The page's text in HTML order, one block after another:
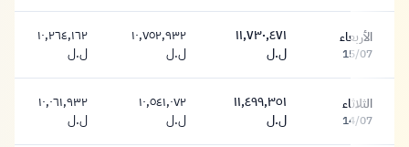
الأربعاء
15/07 ١١,٧٣٠,٤٧١ ليرة
١١,٧٣٠,٤٧١
ل.ل
١٠,٧٥٢,٩٣٢ ليرة
١٠,٧٥٢,٩٣٢
ل.ل
١٠,٢٦٤,١٦٢ ليرة
١٠,٢٦٤,١٦٢
ل.ل
الثلاثاء
14/07 ١١,٤٩٩,٣٥١ ليرة
١١,٤٩٩,٣٥١
ل.ل
١٠,٥٤١,٠٧٢ ليرة
١٠,٥٤١,٠٧٢
ل.ل
١٠,٠٦١,٩٣٢ ليرة
١٠,٠٦١,٩٣٢
ل.ل